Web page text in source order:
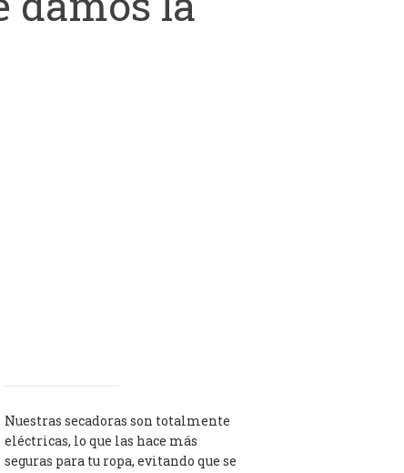
Nuestras secadoras son totalmente
eléctricas, lo que las hace más
seguras para tu ropa, evitando que se